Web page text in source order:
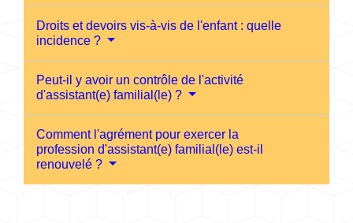
Droits et devoirs vis-à-vis de l'enfant : quelle
incidence ?
Peut-il y avoir un contrôle de l'activité
d'assistant(e) familial(le) ?
Comment l'agrément pour exercer la
profession d'assistant(e) familial(le) est-il
renouvelé ?